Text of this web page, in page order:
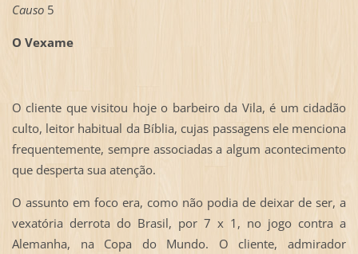
Causo5
O Vexame
O cliente que visitou hoje o barbeiro da Vila, é um cidadão
culto, leitor habitual da Bíblia, cujas passagens ele menciona
frequentemente, sempre associadas a algum acontecimento
que desperta sua atenção.
O assunto em foco era, como não podia de deixar de ser, a
vexatória derrota do Brasil, por 7 x 1, no jogo contra a
Alemanha, na Copa do Mundo. O cliente, admirador